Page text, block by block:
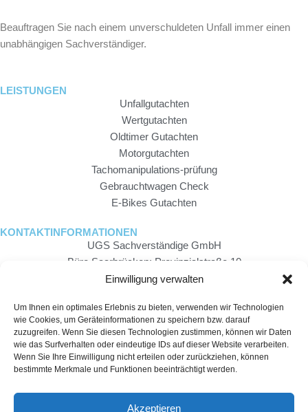
Beauftragen Sie nach einem unverschuldeten Unfall immer einen
unabhängigen Sachverständiger.
LEISTUNGEN
Unfallgutachten
Wertgutachten
Oldtimer Gutachten
Motorgutachten
Tachomanipulations-prüfung
Gebrauchtwagen Check
E-Bikes Gutachten
KONTAKTINFORMATIONEN
UGS Sachverständige GmbH
Büro Saarbrücken: Provinzialstraße 10
66130 Saarbrücken
Büro Pirmasens: Blocksbergstraße 67-73 66955 Pirmasens
06331 - 7255834
Mo – Fr 7 – 19 Uhr
Sa 9 – 14 Uhr
© 2026 Created bySEO Agentur Hamburg – Benchmark Media
Einwilligung verwalten
Um Ihnen ein optimales Erlebnis zu bieten, verwenden wir Technologien
wie Cookies, um Geräteinformationen zu speichern bzw. darauf
zuzugreifen. Wenn Sie diesen Technologien zustimmen, können wir Daten
wie das Surfverhalten oder eindeutige IDs auf dieser Website verarbeiten.
Wenn Sie Ihre Einwilligung nicht erteilen oder zurückziehen, können
bestimmte Merkmale und Funktionen beeinträchtigt werden.
Akzeptieren